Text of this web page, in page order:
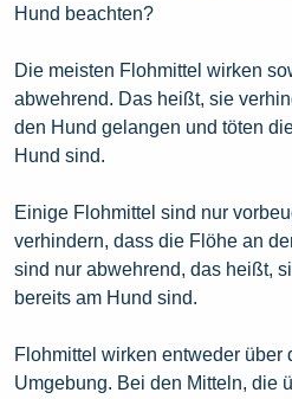
Hund beachten?
Die meisten Flohmittel wirken
abwehrend. Das heißt, sie
den Hund gelangen und töten
Hund sind.
Einige Flohmittel sind nur
verhindern, dass die Flöhe an
sind nur abwehrend, das heißt,
bereits am Hund sind.
Flohmittel wirken entweder über
Umgebung. Bei den Mitteln, die